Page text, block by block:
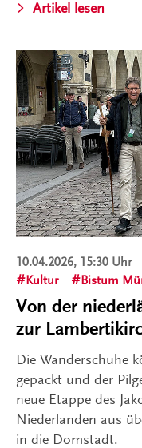
Artikel lesen
10.04.2026, 15:30 Uhr
Kultur
Bistum
Von der
zur
Die Wanderschuhe
gepackt und der
neue Etappe des
Niederlanden aus
in die Domstadt.